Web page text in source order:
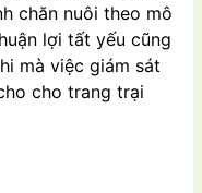
chăn nuôi theo mô
lợi tất yếu cũng
mà việc giám sát
cho trang trại